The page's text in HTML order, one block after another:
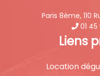
Paris 8ème, 110
01 45
Liens
Location